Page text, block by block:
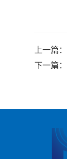
上一篇：
下一篇：